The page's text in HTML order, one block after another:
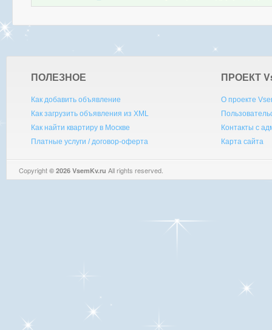
ПОЛЕЗНОЕ
Как добавить объявление
Как загрузить объявления из XML
Как найти квартиру в Москве
Платные услуги / договор-оферта
ПРОЕКТ V
О проекте
Контакты с
Карта сайта
Copyright © 2026 VsemKv.ru All rights reserved.